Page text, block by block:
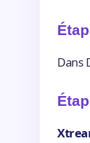
Dans